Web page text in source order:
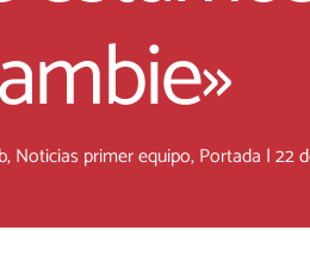
,Noticias primer equipo,Portada |22